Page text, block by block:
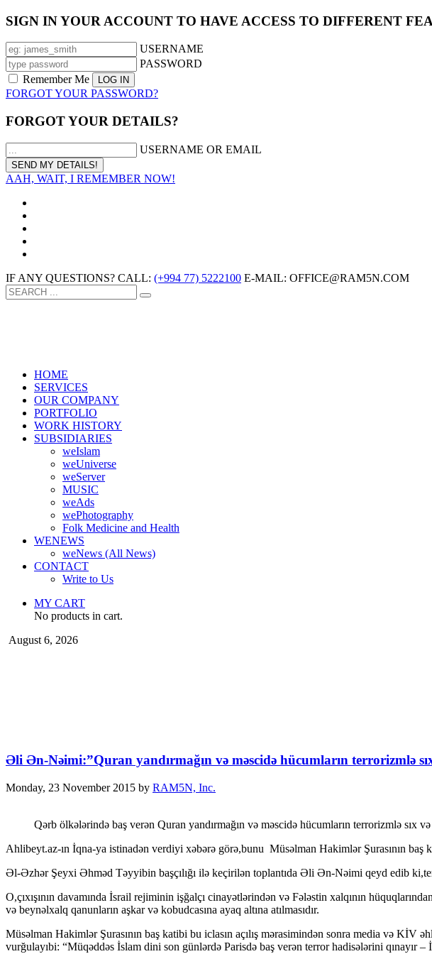
SIGN IN YOUR ACCOUNT TO HAVE ACCESS TO DIFFERENT
USERNAME
PASSWORD
Remember Me
FORGOT YOUR PASSWORD?
FORGOT YOUR DETAILS?
USERNAME OR EMAIL
AAH, WAIT, I REMEMBER NOW!
IF ANY QUESTIONS? CALL: (+994 77) 5222100 E-MAIL: OFFICE@RAM5N.COM
HOME
SERVICES
OUR COMPANY
PORTFOLIO
WORK HISTORY
SUBSIDIARIES
weIslam
weUniverse
weServer
MUSIC
weAds
wePhotography
Folk Medicine and Health
WENEWS
weNews (All News)
CONTACT
Write to Us
MY CART
No products in cart.
August 6, 2026
Əli Ən-Nəimi:”Quran yandırmağın və məscidə hücumların terrorizmlə sıx
Monday, 23 November 2015 by RAM5N, Inc.
Qərb ölkələrində baş verən Quran yandırmağın və məscidə hücumların terrorizmlə sıx və
Ahlibeyt.az-ın İqna-ya istinadən verdiyi xəbərə görə,bunu Müsəlman Hakimlər Şurasının
Əl-Əzhər Şeyxi Əhməd Təyyibin başçılığı ilə keçirilən toplantıda Əli Ən-Nəimi qeyd edib
O,çıxışının davamında İsrail rejiminin işğalçı cinayətlərindən və Fələstin xalqının
və beynəlxalq qanunların aşkar və kobudcasına ayaq altına atılmasıdır.
Müsəlman Hakimlər Şurasının baş katibi bu iclasın açılış mərasimindən sonra media və KİV
vurğulayıbi: “Müqəddəs İslam dini son günlərdə Parisdə baş verən terror hadisələrini qınayır –